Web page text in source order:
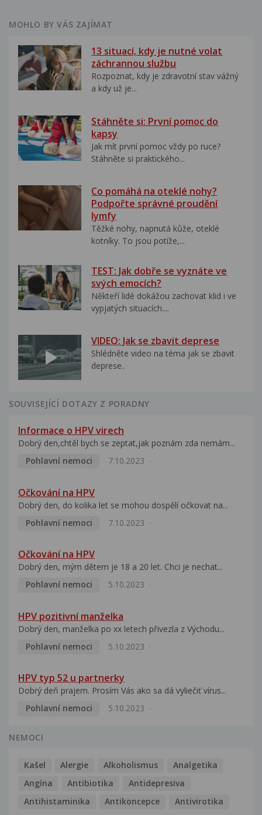
MOHLO BY VÁS ZAJÍMAT
13 situací, kdy je nutné volat
záchrannou službu
Rozpoznat, kdy je zdravotní stav vážný
a kdy už je...
Stáhněte si: První pomoc do
kapsy
Jak mít první pomoc vždy po ruce?
Stáhněte si praktického...
Co pomáhá na oteklé nohy?
Podpořte správné proudění
lymfy
Těžké nohy, napnutá kůže, oteklé
kotníky. To jsou potíže,...
TEST: Jak dobře se vyznáte ve
svých emocích?
Někteří lidé dokážou zachovat klid i ve
vypjatých situacích....
VIDEO: Jak se zbavit deprese
Shlédněte video na téma jak se zbavit
deprese..
SOUVISEJÍCÍ DOTAZY Z PORADNY
Informace o HPV virech
Dobrý den,chtěl bych se zeptat,jak poznám zda nemám...
Pohlavní nemoci
7.10.2023
Očkování na HPV
Dobrý den, do kolika let se mohou dospělí očkovat na...
Pohlavní nemoci
7.10.2023
Očkování na HPV
Dobrý den, mým dětem je 18 a 20 let. Chci je nechat...
Pohlavní nemoci
5.10.2023
HPV pozitivní manželka
Dobrý den, manželka po xx letech přivezla z Východu...
Pohlavní nemoci
5.10.2023
HPV typ 52 u partnerky
Dobrý deň prajem. Prosím Vás ako sa dá vyliečiť vírus...
Pohlavní nemoci
5.10.2023
NEMOCI
Kašel Alergie Alkoholismus
Analgetika
Angína
Antibiotika
Antidepresiva
Antihistaminika
Antikoncepce Antivirotika